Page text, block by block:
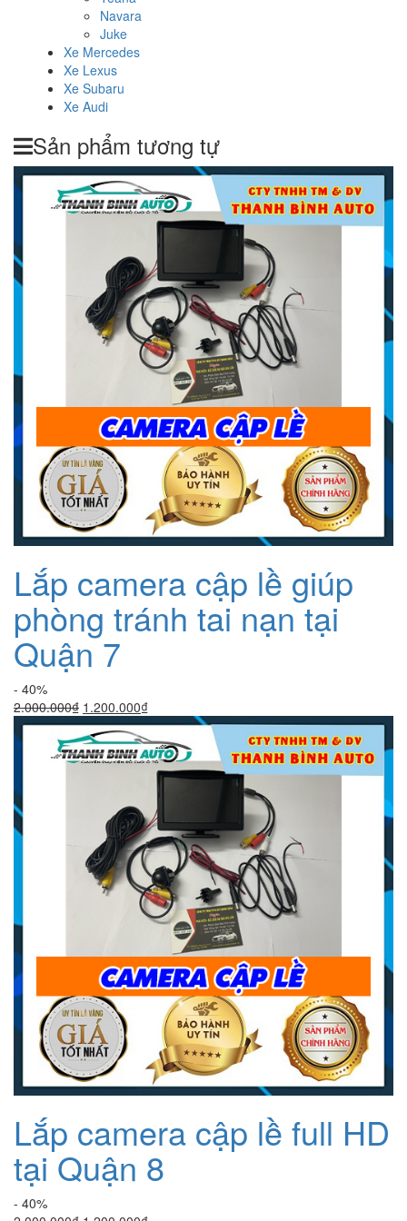
Navara
Juke
Xe Mercedes
Xe Lexus
Xe Subaru
Xe Audi
Sản phẩm tương tự
Lắp camera cập lề giúp
phòng tránh tai nạn tại
Quận 7
- 40%
2.000.000₫ Giá
gốc
là:
2.000.000₫.
1.200.000₫Giá
hiện
tại
là:
1.200.000₫.
Lắp camera cập lề full HD
tại Quận 8
- 40%